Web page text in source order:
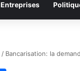
Entreprises
/ Bancarisation: la